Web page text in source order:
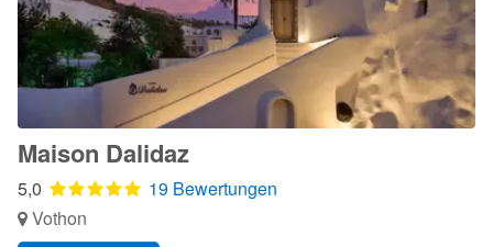
Maison Dalidaz
5,0
19 Bewertungen
Vothon